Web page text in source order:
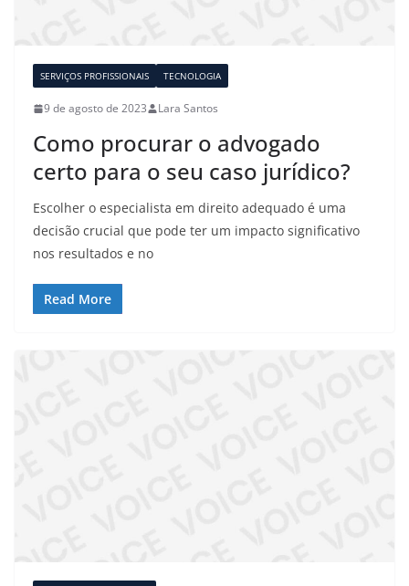
SERVIÇOS PROFISSIONAIS TECNOLOGIA
9 de agosto de 2023 Lara Santos
Como procurar o advogado
certo para o seu caso jurídico?
Escolher o especialista em direito adequado é uma
decisão crucial que pode ter um impacto significativo
nos resultados e no
Read More